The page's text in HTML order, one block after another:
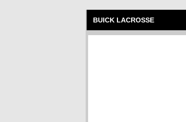
BUICK LACROSSE